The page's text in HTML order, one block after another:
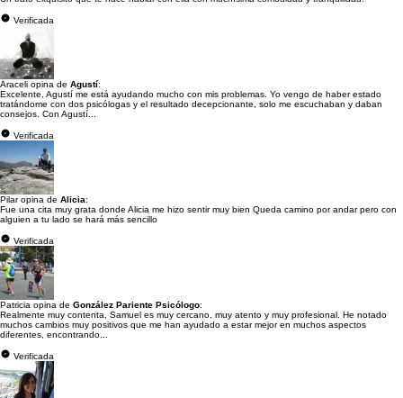
Verificada
Araceli opina de Agustí:
Excelente, Agustí me está ayudando mucho con mis problemas. Yo vengo de haber estado
tratándome con dos psicólogas y el resultado decepcionante, solo me escuchaban y daban
consejos. Con Agustí...
Verificada
Pilar opina de Alicia:
Fue una cita muy grata donde Alicia me hizo sentir muy bien Queda camino por andar pero con
alguien a tu lado se hará más sencillo
Verificada
Patricia opina de González Pariente Psicólogo:
Realmente muy contenta, Samuel es muy cercano, muy atento y muy profesional. He notado
muchos cambios muy positivos que me han ayudado a estar mejor en muchos aspectos
diferentes, encontrando...
Verificada